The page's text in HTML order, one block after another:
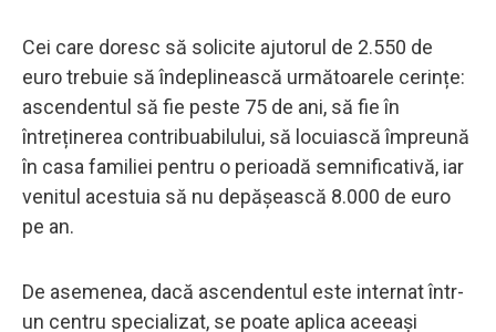
Cei care doresc să solicite ajutorul de 2.550 de
euro trebuie să îndeplinească următoarele cerințe:
ascendentul să fie peste 75 de ani, să fie în
întreținerea contribuabilului, să locuiască împreună
în casa familiei pentru o perioadă semnificativă, iar
venitul acestuia să nu depășească 8.000 de euro
pe an.
De asemenea, dacă ascendentul este internat într-
un centru specializat, se poate aplica aceeași